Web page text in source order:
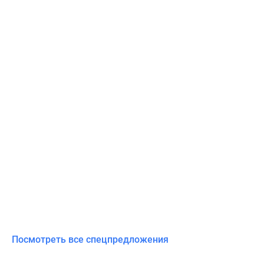
Посмотреть все спецпредложения